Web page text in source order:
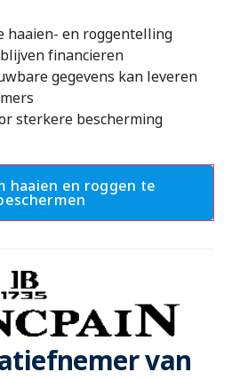
haaien- en roggentelling
financieren
gegevens kan leveren
sterkere bescherming
haaien en roggen te
van